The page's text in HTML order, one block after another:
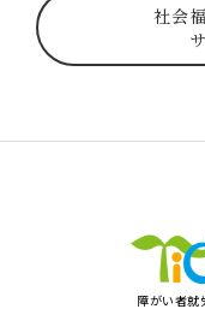
社会
障がい者就